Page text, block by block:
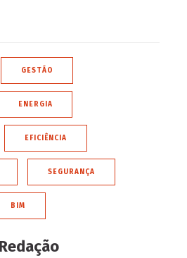
GESTÃO
ENERGIA
EFICIÊNCIA
SEGURANÇA
BIM